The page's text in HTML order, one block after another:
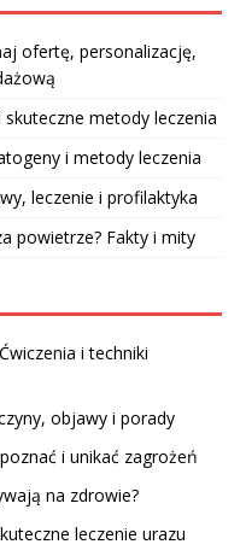
ofertę, personalizację,
metody leczenia
i metody leczenia
leczenie i profilaktyka
powietrze? Fakty i mity
i techniki
objawy i porady
i unikać zagrożeń
na zdrowie?
leczenie urazu